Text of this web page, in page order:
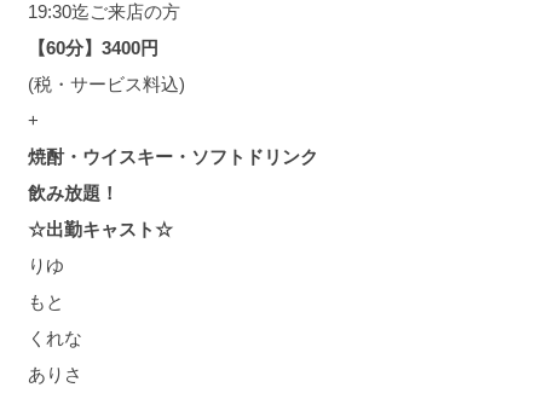
19:30迄ご来店の方
【60分】3400円
(税・サービス料込)
+
焼酎・ウイスキー・ソフトドリンク
飲み放題！
☆出勤キャスト☆
りゆ
もと
くれな
ありさ